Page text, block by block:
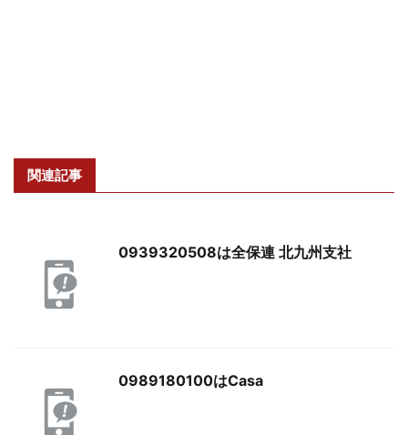
関連記事
0939320508は全保連 北九州支社
0989180100はCasa